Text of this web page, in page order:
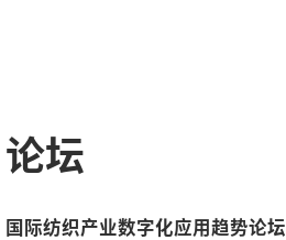
论坛
国际纺织产业数字化应用趋势论坛